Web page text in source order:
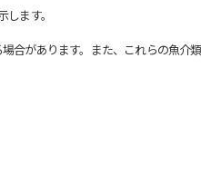
ます。
があります。また、これらの魚介